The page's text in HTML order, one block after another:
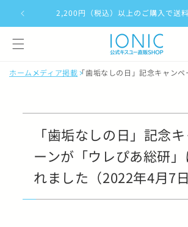
ンツに
進む
2,200円（税込）以上のご購入で送
ホーム メディア掲載「歯垢なしの日」記念キャン
「歯垢なしの日」記念
ーンが「ウレぴあ総研
れました（2022年4月7日